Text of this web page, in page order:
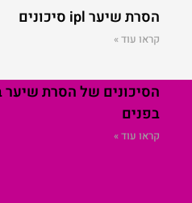
הסרת שיער ipl סיכונים
קראו עוד »
הסיכונים של הסרת שיער
בפנים
קראו עוד »